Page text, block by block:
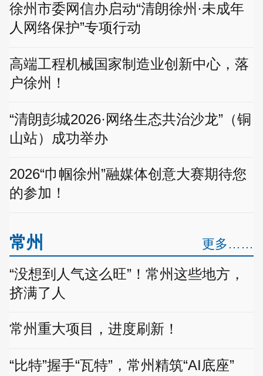
徐州市委网信办启动“清朗徐州·未成年
人网络保护”专项行动
高端工程机械国家制造业创新中心，落
户徐州！
“清朗彭城2026·网络生态共治沙龙”（铜
山站）成功举办
2026“巾帼徐州”融媒体创意大赛期待您
的参加！
更多……
常州
“没想到人气这么旺”！常州这些地方，
挤满了人
常州重大项目，进度刷新！
“比特”握手“瓦特”，常州精筑“AI底座”